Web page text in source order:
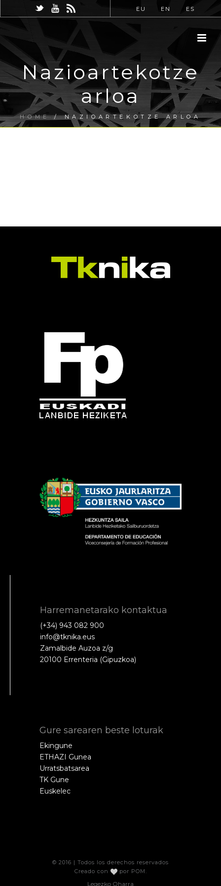
EU EN ES
Nazioartekotze
arloa
HOME/NAZIOARTEKOTZE ARLOA
Harremanetarako kontaktua
(+34) 943 082 900
info@tknika.eus
Zamalbide Auzoa z/g
20100 Errenteria (Gipuzkoa)
Gure sarearen beste loturak
Ekingune
ETHAZI Gunea
Urratsbatsarea
TK Gune
Euskelec
© 2016 | Todos los derechos reservados
Creado con
por POM
Legezko Oharra